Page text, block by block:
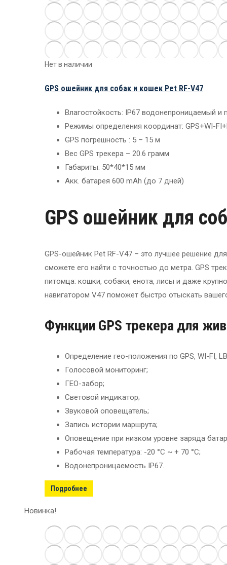
Нет в наличии
GPS ошейник для собак и кошек Pet RF-V47
Влагостойкость: IP67 водонепроницаемый
Режимы определения координат: GPS+WI-
GPS погрешность : 5 – 15 м
Вес GPS трекера – 20.6 грамм
Габариты: 50*40*15 мм
Акк. батарея 600 mAh (до 7 дней)
GPS ошейник для
GPS-ошейник Pet RF-V47 – это лучшее решение
сможете его найти с точностью до метра. GPS
питомца: кошки, собаки, енота, лисы и даже
навигатором V47 поможет быстро отыскать
Функции GPS трекера для
Определение гео-положения по GPS, WI-FI,
Голосовой мониторинг;
ГЕО-забор;
Световой индикатор;
Звуковой оповещатель;
Запись истории маршрута;
Оповещение при низком уровне заряда
Рабочая температура: -20 °C ~ + 70 °C;
Водонепроницаемость IP67.
Подробнее
Новинка!